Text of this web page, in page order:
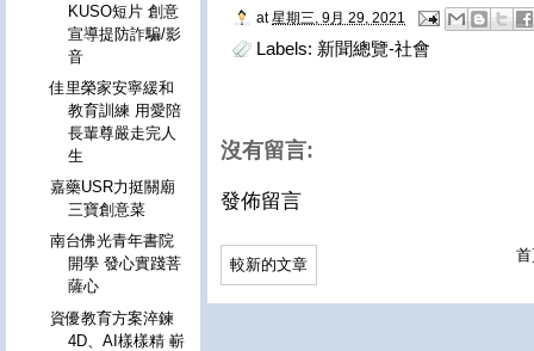
at 星期三, 9月 29, 2021
Labels: 新聞總覽-社會
沒有留言:
發佈留言
較新的文章
KUSO短片 創意
宣導提防詐騙/影
音
佳里榮家安寧緩和
教育訓練 用愛陪
長輩尊嚴走完人
生
嘉藥USR力挺關廟
三寶創意菜
南台佛光青年書院
開學 發心實踐菩
薩心
資優教育方案淬鍊
4D、AI樣樣精 嶄